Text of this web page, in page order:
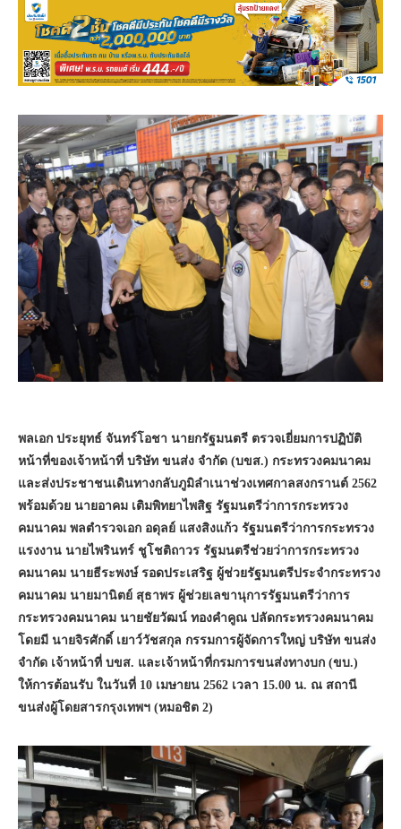
พลเอก ประยุทธ์ จันทร์โอชา นายกรัฐมนตรี ตรวจเยี่ยมการปฏิบัติ
หน้าที่ของเจ้าหน้าที่ บริษัท ขนส่ง จำกัด (บขส.) กระทรวงคมนาคม
และส่งประชาชนเดินทางกลับภูมิลำเนาช่วงเทศกาลสงกรานต์ 2562
พร้อมด้วย นายอาคม เติมพิทยาไพสิฐ รัฐมนตรีว่าการกระทรวง
คมนาคม พลตำรวจเอก อดุลย์ แสงสิงแก้ว รัฐมนตรีว่าการกระทรวง
แรงงาน นายไพรินทร์ ชูโชติถาวร รัฐมนตรีช่วยว่าการกระทรวง
คมนาคม นายธีระพงษ์ รอดประเสริฐ ผู้ช่วยรัฐมนตรีประจำกระทรวง
คมนาคม นายมานิตย์ สุธาพร ผู้ช่วยเลขานุการรัฐมนตรีว่าการ
กระทรวงคมนาคม นายชัยวัฒน์ ทองคำคูณ ปลัดกระทรวงคมนาคม
โดยมี นายจิรศักดิ์ เยาว์วัชสกุล กรรมการผู้จัดการใหญ่ บริษัท ขนส่ง
จำกัด เจ้าหน้าที่ บขส. และเจ้าหน้าที่กรมการขนส่งทางบก (ขบ.)
ให้การต้อนรับ ในวันที่ 10 เมษายน 2562 เวลา 15.00 น. ณ สถานี
ขนส่งผู้โดยสารกรุงเทพฯ (หมอชิต 2)